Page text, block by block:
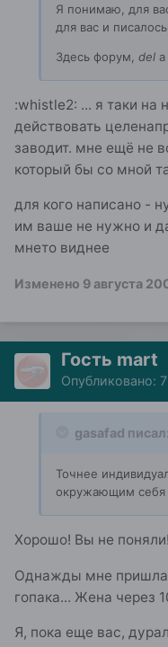
Я понимаю, для
для вас и
Здесь форум, del
:whistle2: ... я таки на
действовать
заводит. мне ещё не
который бы со мной
для кого написано -
им ваше не нужно и
мнето виднее
Изменено 9 августа
Гость mart
Опубликовано:
gasafad писал:
Точнее
окружающим себя
Хорошо! Вы не поняли!
Однажды мне пришла
гопака... Жена через
Я, пока еще вас,